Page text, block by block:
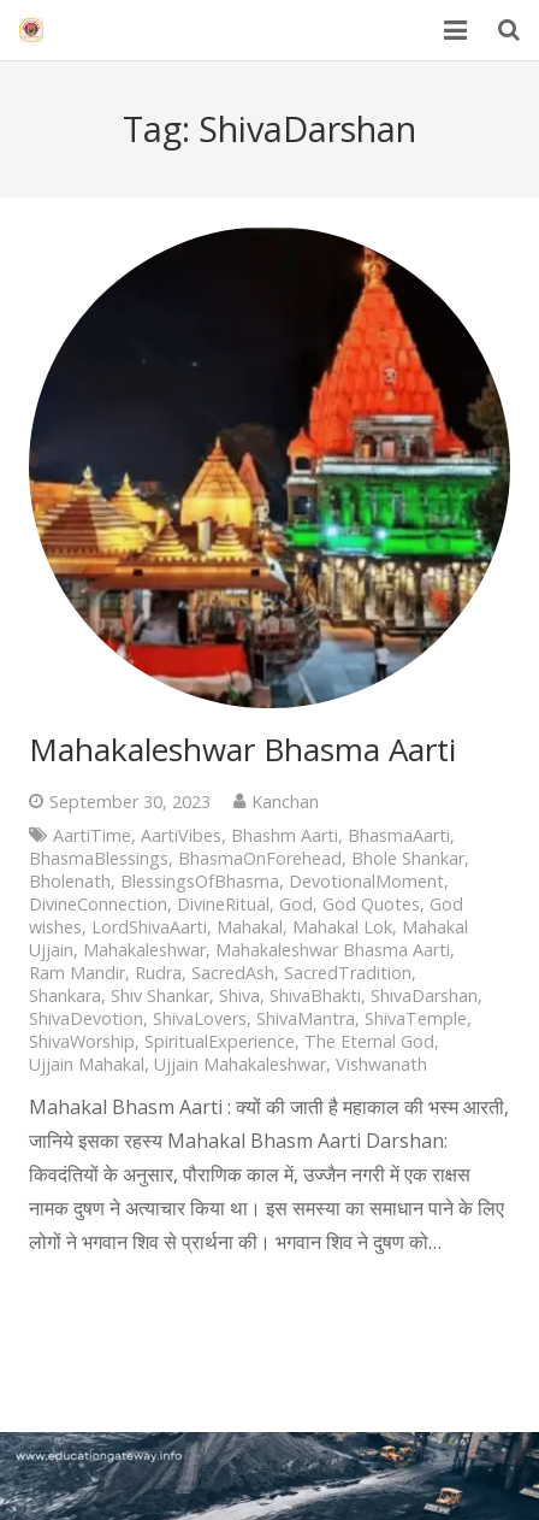
Mahakal Bhasma Aarti
Best Spiritual Quotes in Hindi
Others
Tag: ShivaDarshan
Mahakaleshwar Bhasma Aarti
September 30, 2023
Kanchan
AartiTime, AartiVibes, Bhashm Aarti, BhasmaAarti,
BhasmaBlessings, BhasmaOnForehead, Bhole Shankar,
Bholenath, BlessingsOfBhasma, DevotionalMoment,
DivineConnection, DivineRitual, God, God Quotes, God
wishes, LordShivaAarti, Mahakal, Mahakal Lok, Mahakal
Ujjain, Mahakaleshwar, Mahakaleshwar Bhasma Aarti,
Ram Mandir, Rudra, SacredAsh, SacredTradition,
Shankara, Shiv Shankar, Shiva, ShivaBhakti, ShivaDarshan,
ShivaDevotion, ShivaLovers, ShivaMantra, ShivaTemple,
ShivaWorship, SpiritualExperience, The Eternal God,
Ujjain Mahakal, Ujjain Mahakaleshwar, Vishwanath
Mahakal Bhasm Aarti : क्यों की जाती है महाकाल की भस्म आरती,
जानिये इसका रहस्य Mahakal Bhasm Aarti Darshan:
किवदंतियों के अनुसार, पौराणिक काल में, उज्जैन नगरी में एक राक्षस
नामक दुषण ने अत्याचार किया था। इस समस्या का समाधान पाने के लिए
लोगों ने भगवान शिव से प्रार्थना की। भगवान शिव ने दुषण को…